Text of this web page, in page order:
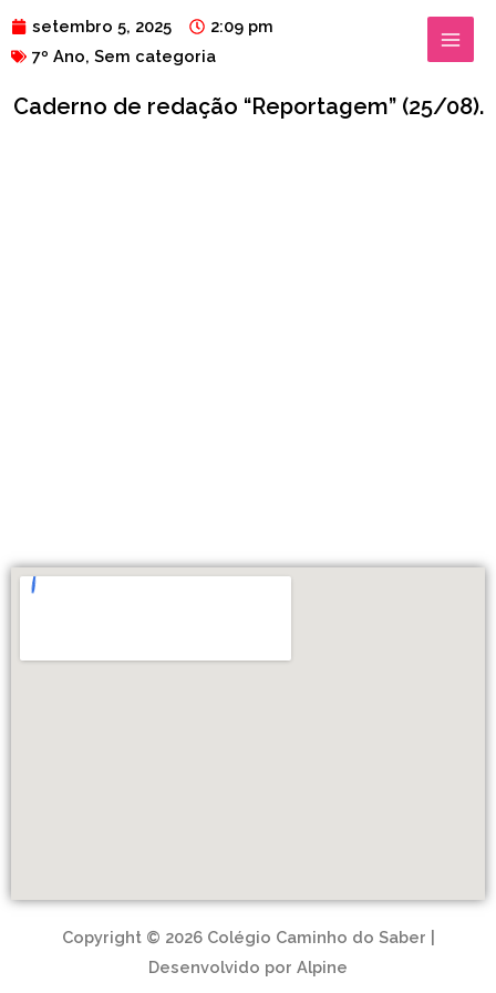
conteúdo
MAIN
MENU
setembro 5, 2025
2:09 pm
7º Ano, Sem categoria
Caderno de redação “Reportagem” (25/08).
Copyright © 2026 Colégio Caminho do Saber |
Desenvolvido por Alpine